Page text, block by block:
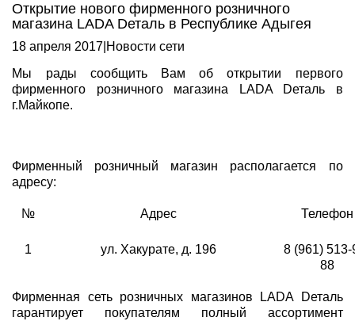
Открытие нового фирменного розничного
магазина LADA Dеталь в Республике Адыгея
18 апреля 2017 Новости сети
Мы рады сообщить Вам об открытии первого
фирменного розничного магазина LADA Dеталь в
г.Майкопе.
Фирменный розничный магазин располагается по
адресу:
№ Адрес Телефон
1 ул. Хакурате, д. 196
8 (961) 513-
88
Фирменная сеть розничных магазинов LADA Dеталь
гарантирует покупателям полный ассортимент